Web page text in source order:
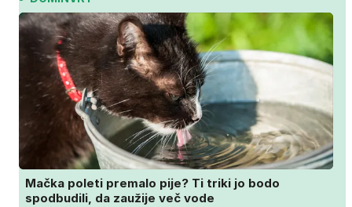
Mačka poleti premalo pije? Ti triki jo bodo
spodbudili, da zaužije več vode